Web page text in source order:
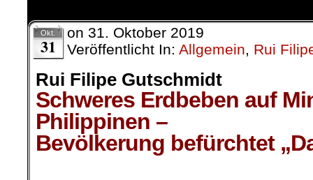
Okt.
31
on 31. Oktober 2019
Veröffentlicht In: Allgemein, Rui
Rui Filipe Gutschmidt
Schweres Erdbeben auf
Philippinen –
Bevölkerung befürchtet